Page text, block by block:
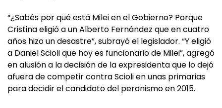
“¿Sabés por qué está Milei en el Gobierno? Porque
Cristina eligió a un Alberto Fernández que en cuatro
años hizo un desastre”, subrayó el legislador. “Y eligió
a Daniel Scioli que hoy es funcionario de Milei”, agregó
en alusión a la decisión de la expresidenta que lo dejó
afuera de competir contra Scioli en unas primarias
para decidir el candidato del peronismo en 2015.